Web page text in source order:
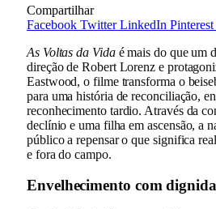
Compartilhar
Facebook Twitter LinkedIn Pinterest
As Voltas da Vidaé mais do que um
direção de Robert Lorenz e
Eastwood, o filme transforma o
para uma história de reconciliação,
reconhecimento tardio. Através da
declínio e uma filha em ascensão, a
público a repensar o que significa
e fora do campo.
Envelhecimento com